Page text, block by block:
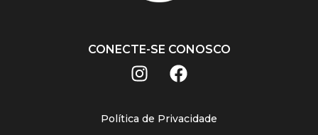
CONECTE-SE CONOSCO
Política de Privacidade